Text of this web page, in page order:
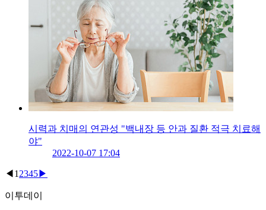
시력과 치매의 연관성 "백내장 등 안과 질환 적극 치료해
야"
2022-10-07 17:04
◀ 1 2345▶
이투데이